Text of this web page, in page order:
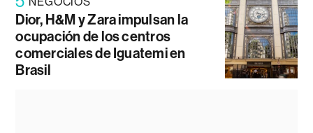
Dior, H&M y Zara impulsan la
ocupación de los centros
comerciales de Iguatemi en
Brasil